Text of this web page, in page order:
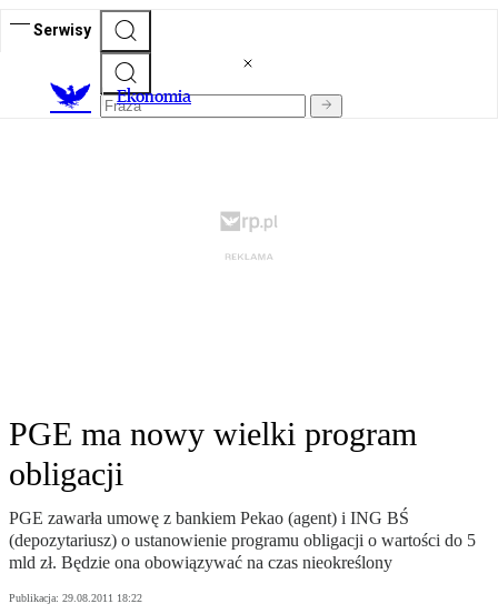
Serwisy
Ekonomia
PGE ma nowy wielki program
obligacji
PGE zawarła umowę z bankiem Pekao (agent) i ING BŚ
(depozytariusz) o ustanowienie programu obligacji o wartości do 5
mld zł. Będzie ona obowiązywać na czas nieokreślony
Publikacja: 29.08.2011 18:22